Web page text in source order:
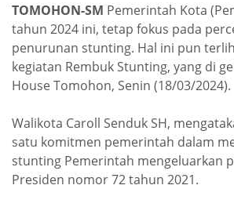
TOMOHON-SM Pemerintah Kota
tahun 2024 ini, tetap fokus pada
penurunan stunting. Hal ini pun
kegiatan Rembuk Stunting, yang di
House Tomohon, Senin (18/03/2024).
Walikota Caroll Senduk SH,
satu komitmen pemerintah dalam
stunting Pemerintah mengeluarkan
Presiden nomor 72 tahun 2021.